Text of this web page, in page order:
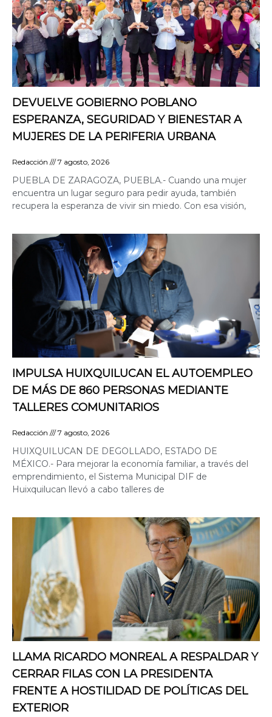
DEVUELVE GOBIERNO POBLANO
ESPERANZA, SEGURIDAD Y BIENESTAR A
MUJERES DE LA PERIFERIA URBANA
Redacción 7 agosto, 2026
PUEBLA DE ZARAGOZA, PUEBLA.- Cuando una mujer
encuentra un lugar seguro para pedir ayuda, también
recupera la esperanza de vivir sin miedo. Con esa visión,
IMPULSA HUIXQUILUCAN EL AUTOEMPLEO
DE MÁS DE 860 PERSONAS MEDIANTE
TALLERES COMUNITARIOS
Redacción 7 agosto, 2026
HUIXQUILUCAN DE DEGOLLADO, ESTADO DE
MÉXICO.- Para mejorar la economía familiar, a través del
emprendimiento, el Sistema Municipal DIF de
Huixquilucan llevó a cabo talleres de
LLAMA RICARDO MONREAL A RESPALDAR Y
CERRAR FILAS CON LA PRESIDENTA
FRENTE A HOSTILIDAD DE POLÍTICAS DEL
EXTERIOR